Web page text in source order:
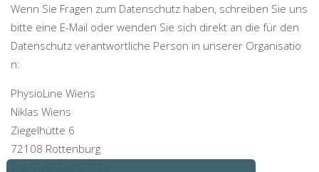
Wenn Sie Fragen zum Datenschutz haben, schreiben Sie uns
bitte eine E-Mail oder wenden Sie sich direkt an die für den
Datenschutz verantwortliche Person in unserer Organisatio
n:
PhysioLine Wiens
Niklas Wiens
Ziegelhütte 6
72108 Rottenburg